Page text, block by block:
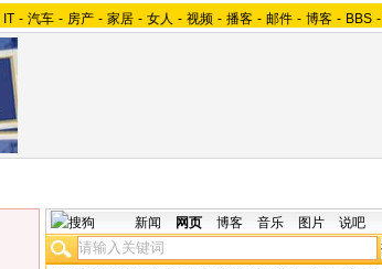
IT - 汽车 - 房产 - 家居 - 女人 - 视频 - 播客 - 邮件 - 博客 - BBS -
新闻 网页 博客 音乐 图片 说吧